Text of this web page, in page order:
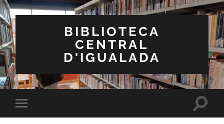
BIBLIOTECA
CENTRAL
D'IGUALADA
Toggle
mobile
Toggle